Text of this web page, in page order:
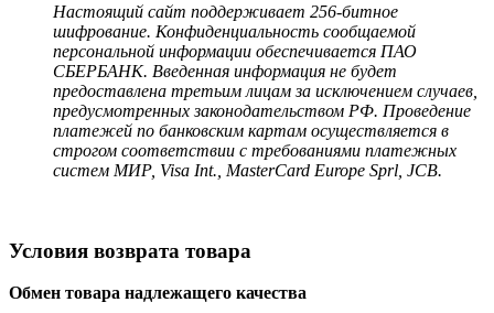
Настоящий сайт поддерживает 256-битное
шифрование. Конфиденциальность сообщаемой
персональной информации обеспечивается ПАО
СБЕРБАНК. Введенная информация не будет
предоставлена третьим лицам за исключением случаев,
предусмотренных законодательством РФ. Проведение
платежей по банковским картам осуществляется в
строгом соответствии с требованиями платежных
систем МИР, Visa Int., MasterCard Europe Sprl, JCB.
Условия возврата товара
Обмен товара надлежащего качества